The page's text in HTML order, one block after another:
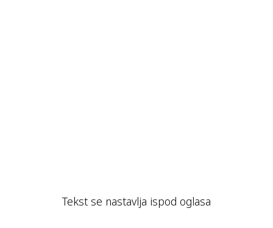
Tekst se nastavlja ispod oglasa